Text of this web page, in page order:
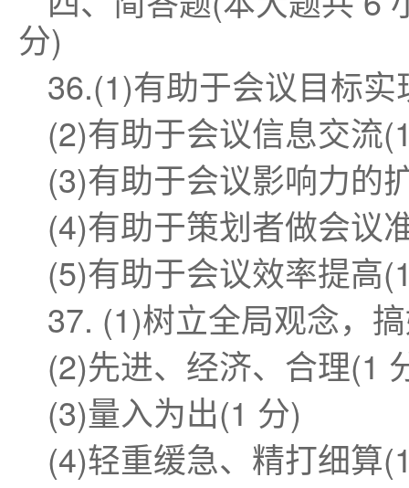
分)
36.(1)有助于会议目标
(2)有助于会议信息交流
(3)有助于会议影响力的
(4)有助于策划者做会议
(5)有助于会议效率提高
37. (1)树立全局观念，
(2)先进、经济、合理(1
(3)量入为出(1 分)
(4)轻重缓急、精打细算